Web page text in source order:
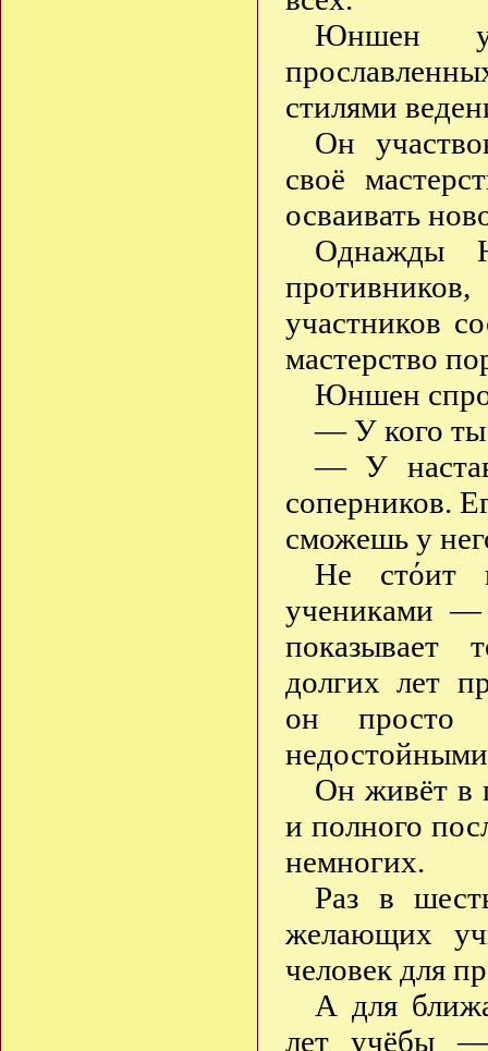
Юншен
стилями
Он
своё
осваивать
Однажды
участников
мастерство
Юншен
— У кого ты
— У
соперников.
сможешь у
Не стόит
учениками
показывает
долгих лет
он просто
Он живёт в
и полного
немногих.
Раз в
желающих
человек для
А для
лет учёбы —